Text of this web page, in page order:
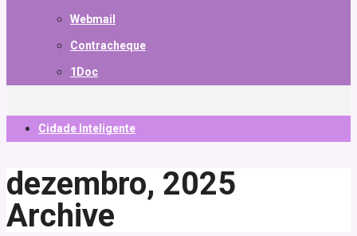
Webmail
Contracheque
1Doc
Cidade Inteligente
dezembro, 2025
Archive